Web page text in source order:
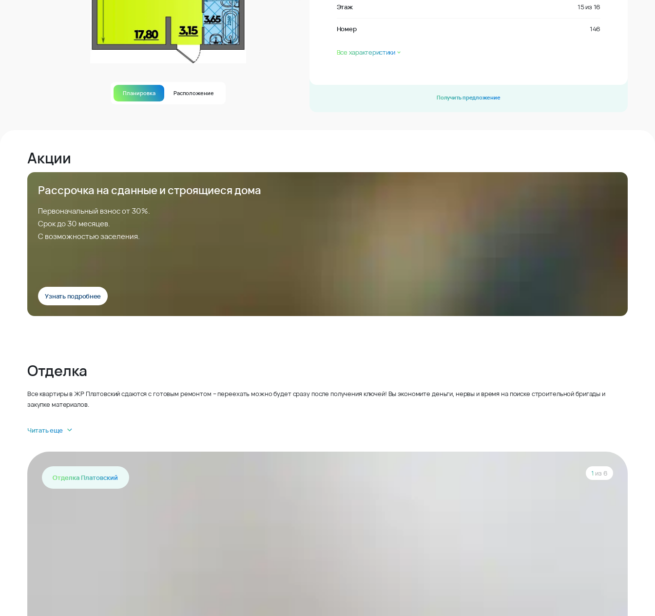
Планировка Расположение
Этаж 15из 16
Номер 146
Все характеристики
Получить предложение
Акции
Рассрочка на сданные и строящиеся дома
Первоначальный взнос от 30%.
Срок до 30 месяцев.
С возможностью заселения.
Узнать подробнее
Отделка
Все квартиры в ЖР Платовский сдаются с готовым ремонтом – переехать можно будет сразу после получения ключей! Вы экономите деньги, нервы и время на поиске строительной бригады и
закупке материалов.
Читать еще
Отделка Платовский
1 из 6